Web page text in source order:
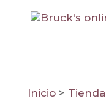
Inicio > Tienda